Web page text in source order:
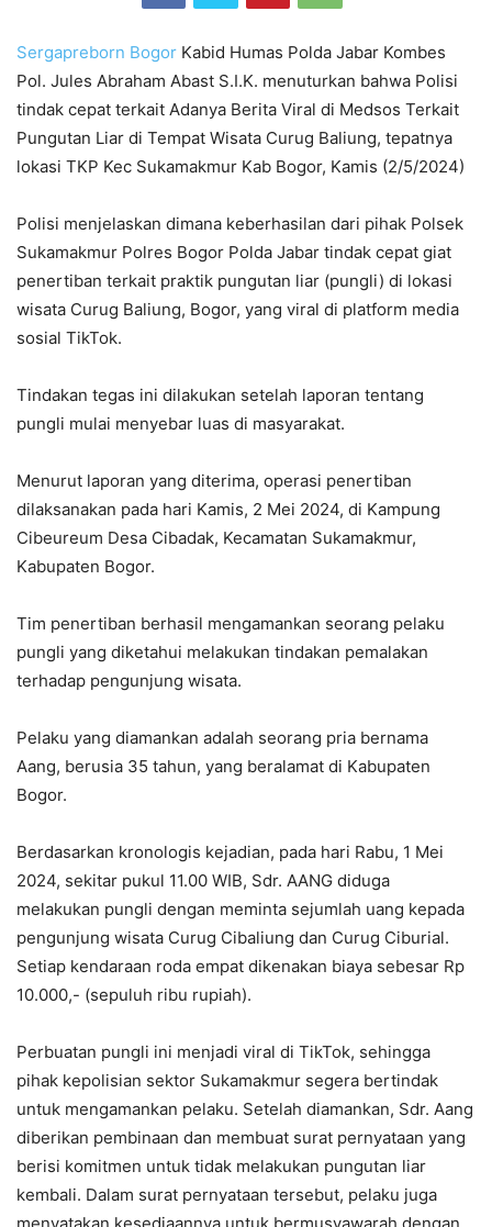
Sergapreborn Bogor Kabid Humas Polda Jabar Kombes
Pol. Jules Abraham Abast S.I.K. menuturkan bahwa Polisi
tindak cepat terkait Adanya Berita Viral di Medsos Terkait
Pungutan Liar di Tempat Wisata Curug Baliung, tepatnya
lokasi TKP Kec Sukamakmur Kab Bogor, Kamis (2/5/2024)
Polisi menjelaskan dimana keberhasilan dari pihak Polsek
Sukamakmur Polres Bogor Polda Jabar tindak cepat giat
penertiban terkait praktik pungutan liar (pungli) di lokasi
wisata Curug Baliung, Bogor, yang viral di platform media
sosial TikTok.
Tindakan tegas ini dilakukan setelah laporan tentang
pungli mulai menyebar luas di masyarakat.
Menurut laporan yang diterima, operasi penertiban
dilaksanakan pada hari Kamis, 2 Mei 2024, di Kampung
Cibeureum Desa Cibadak, Kecamatan Sukamakmur,
Kabupaten Bogor.
Tim penertiban berhasil mengamankan seorang pelaku
pungli yang diketahui melakukan tindakan pemalakan
terhadap pengunjung wisata.
Pelaku yang diamankan adalah seorang pria bernama
Aang, berusia 35 tahun, yang beralamat di Kabupaten
Bogor.
Berdasarkan kronologis kejadian, pada hari Rabu, 1 Mei
2024, sekitar pukul 11.00 WIB, Sdr. AANG diduga
melakukan pungli dengan meminta sejumlah uang kepada
pengunjung wisata Curug Cibaliung dan Curug Ciburial.
Setiap kendaraan roda empat dikenakan biaya sebesar Rp
10.000,- (sepuluh ribu rupiah).
Perbuatan pungli ini menjadi viral di TikTok, sehingga
pihak kepolisian sektor Sukamakmur segera bertindak
untuk mengamankan pelaku. Setelah diamankan, Sdr. Aang
diberikan pembinaan dan membuat surat pernyataan yang
berisi komitmen untuk tidak melakukan pungutan liar
kembali. Dalam surat pernyataan tersebut, pelaku juga